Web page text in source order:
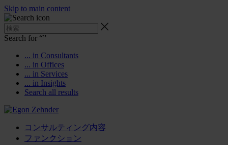
Skip to main content
Search for “”
... in Consultants
... in Offices
... in Services
... in Insights
Search all results
コンサルティング内容
ファンクション